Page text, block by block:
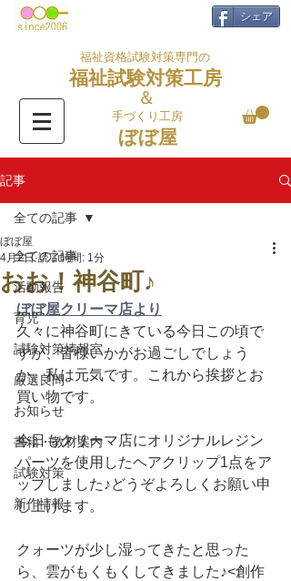
シェア
福祉資格試験対策専門の
福祉試験対策工房
＆
手づくり工房
ぼぼ屋
記事
全ての記事
活動報告
育児
試験対策情報室
厳選良問
お知らせ
書籍・教材案内
試験対策
新作情報
全ての記事
おお！神谷町♪
ぼぼ屋
4月2日 読了時間: 1分
ぼぼ屋クリーマ店より
久々に神谷町にきている今日この頃で
すが、皆様いかがお過ごしでしょう
か。私は元気です。これから挨拶とお
買い物です。
今日もクリーマ店にオリジナルレジン
パーツを使用したヘアクリップ1点をア
ップしました♪どうぞよろしくお願い申
し上げます。
クォーツが少し湿ってきたと思った
ら、雲がもくもくしてきました♪<創作